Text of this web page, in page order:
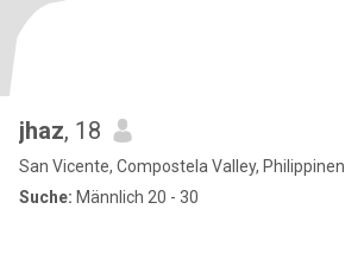
jhaz, 18
San Vicente, Compostela Valley, Philippinen
Suche: Männlich 20 - 30